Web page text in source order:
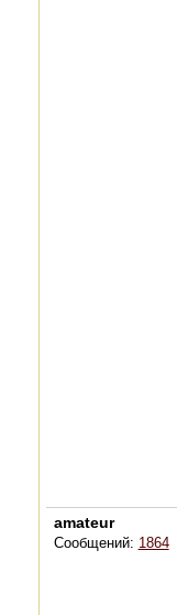
amateur
Сообщений: 1864